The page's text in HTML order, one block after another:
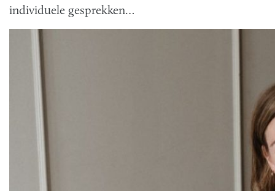
individuele gesprekken…